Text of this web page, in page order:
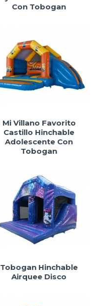
Con Tobogan
Mi Villano Favorito
Castillo Hinchable
Adolescente Con
Tobogan
Tobogan Hinchable
Airquee Disco